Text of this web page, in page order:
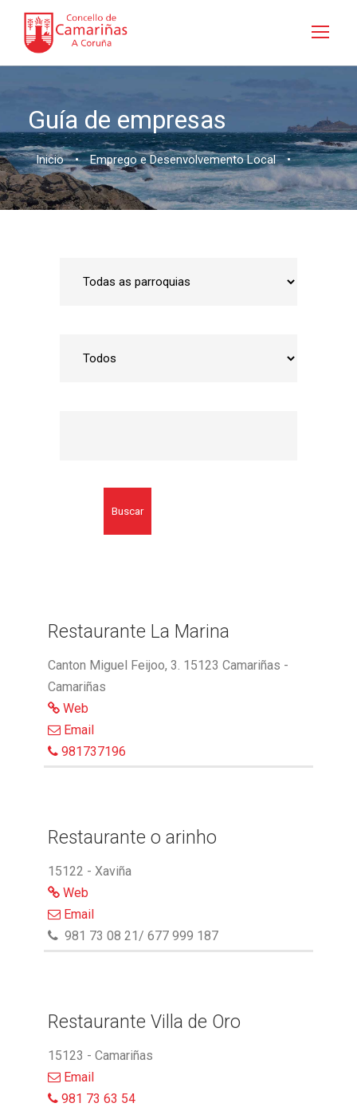
Guía de empresas
Inicio • Emprego e Desenvolvemento Local •
Buscar
Restaurante La Marina
Canton Miguel Feijoo, 3. 15123 Camariñas -
Camariñas
Web
Email
981737196
Restaurante o arinho
15122 - Xaviña
Web
Email
981 73 08 21/ 677 999 187
Restaurante Villa de Oro
15123 - Camariñas
Email
981 73 63 54